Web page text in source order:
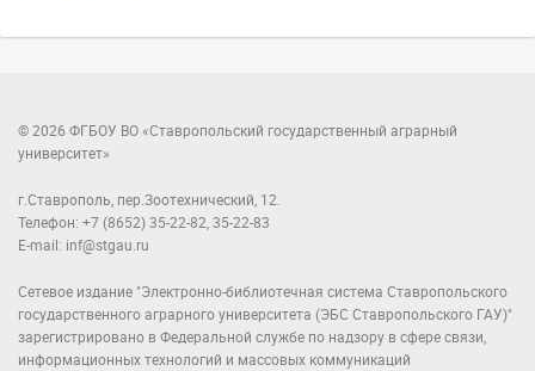
© 2026 ФГБОУ ВО «Ставропольский государственный аграрный
университет»
г.Ставрополь, пер.Зоотехнический, 12.
Телефон: +7 (8652) 35-22-82, 35-22-83
E-mail: inf@stgau.ru
Сетевое издание "Электронно-библиотечная система Ставропольского
государственного аграрного университета (ЭБС Ставропольского ГАУ)"
зарегистрировано в Федеральной службе по надзору в сфере связи,
информационных технологий и массовых коммуникаций